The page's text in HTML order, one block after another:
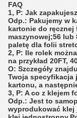
FAQ
1, P: Jak
Odp.: Pakujemy w
kartonie do
maszynowej;56
paletę dla folii
2, P: Ile rolek
na przykład 20FT,
O: Szczegóły
Twoja specyfikacja
kartonu, a
3, P: A co z klejem
Odp.: Jest to
wyprodukować